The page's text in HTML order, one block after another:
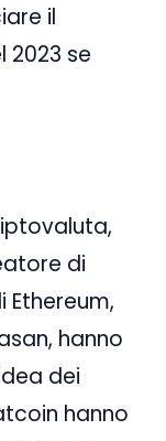
il
se
di
hanno
dei
hanno